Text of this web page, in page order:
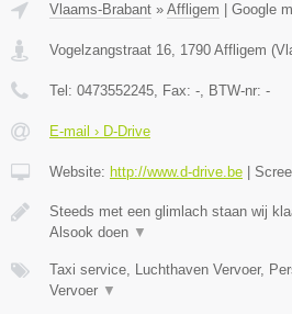
Vlaams-Brabant » Affligem Google
Vogelzangstraat 16, 1790 Affligem (
Tel: 0473552245, Fax: -, BTW-nr: -
E-mail › D-Drive
Website: http://www.d-drive.be
Steeds met een glimlach staan wij
Alsook doen ▼
Taxi service, Luchthaven Vervoer,
Vervoer ▼